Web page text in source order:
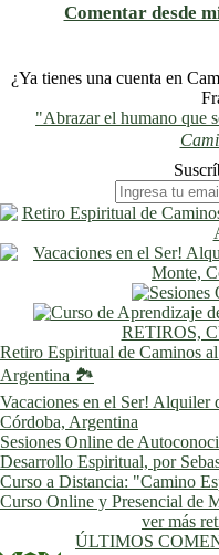
Comentar desde
¿Ya tienes una cuenta en
"Abrazar el humano que
RETIROS,
Retiro Espiritual de Caminos
Argentina 🏞️
Vacaciones en el Ser! Alquiler
Córdoba, Argentina
Sesiones Online de
Desarrollo Espiritual, por
Curso a Distancia: "Camino
Curso Online y Presencial de
ver más
ÚLTIMOS